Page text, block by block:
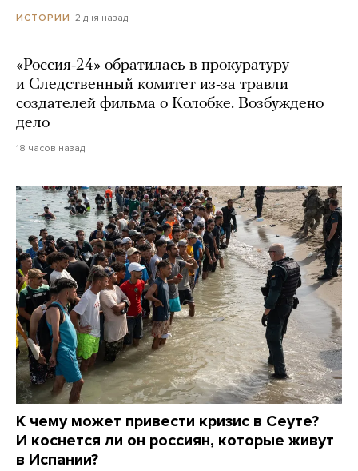
ИСТОРИИ 2 дня назад
«Россия-24» обратилась в прокуратуру
и Следственный комитет из-за травли
создателей фильма о Колобке. Возбуждено
дело
18 часов назад
К чему может привести кризис в Сеуте?
И коснется ли он россиян, которые живут
в Испании?